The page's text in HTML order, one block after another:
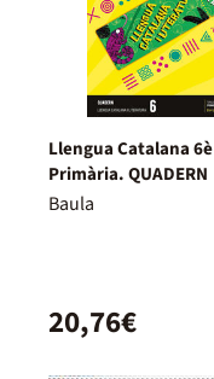
Llengua Catalana 6è
Primària. QUADERN
Baula
20,76€